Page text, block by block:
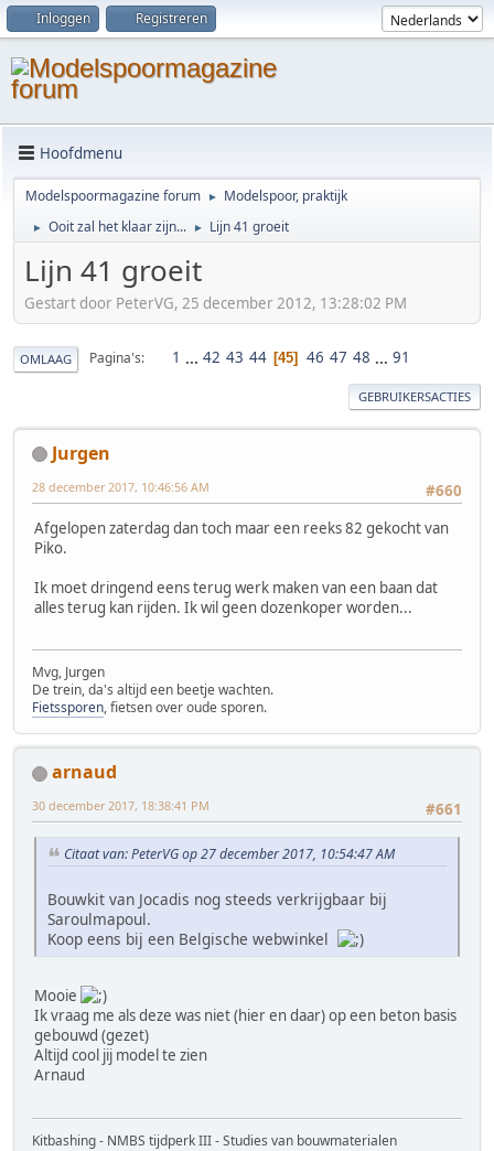
Inloggen Registreren
Hoofdmenu
Modelspoormagazine forum ► Modelspoor, praktijk
► Ooit zal het klaar zijn... ► Lijn 41 groeit
Lijn 41 groeit
Gestart door PeterVG, 25 december 2012, 13:28:02 PM
OMLAAG Pagina's 1 ... 42 43 44 45 46 47 48 ... 91
GEBRUIKERSACTIES
Jurgen
#660
28 december 2017, 10:46:56 AM
Afgelopen zaterdag dan toch maar een reeks 82 gekocht van
Piko.
Ik moet dringend eens terug werk maken van een baan dat
alles terug kan rijden. Ik wil geen dozenkoper worden...
Mvg, Jurgen
De trein, da's altijd een beetje wachten.
Fietssporen, fietsen over oude sporen.
arnaud
#661
30 december 2017, 18:38:41 PM
Citaat van: PeterVG op 27 december 2017, 10:54:47 AM
Bouwkit van Jocadis nog steeds verkrijgbaar bij
Saroulmapoul.
Koop eens bij een Belgische webwinkel
Mooie
Ik vraag me als deze was niet (hier en daar) op een beton basis
gebouwd (gezet)
Altijd cool jij model te zien
Arnaud
Kitbashing - NMBS tijdperk III - Studies van bouwmaterialen